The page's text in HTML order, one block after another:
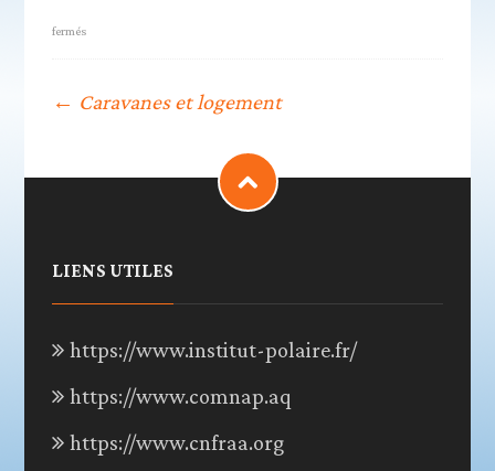
fermés
← Caravanes et logement
LIENS UTILES
https://www.institut-polaire.fr/
https://www.comnap.aq
https://www.cnfraa.org